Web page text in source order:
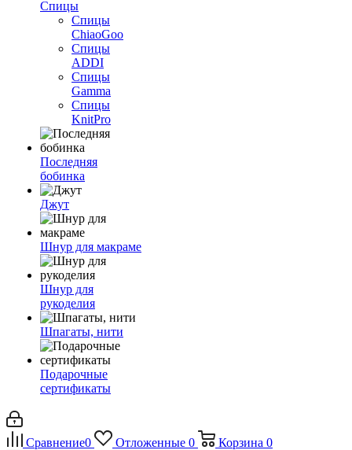
Спицы
Спицы
ChiaoGoo
Спицы
ADDI
Спицы
Gamma
Спицы
KnitPro
Последняя
бобинка
Джут
Шнур для макраме
Шнур для
рукоделия
Шпагаты, нити
Подарочные
сертификаты
Сравнение0 Отложенные 0 Корзина 0